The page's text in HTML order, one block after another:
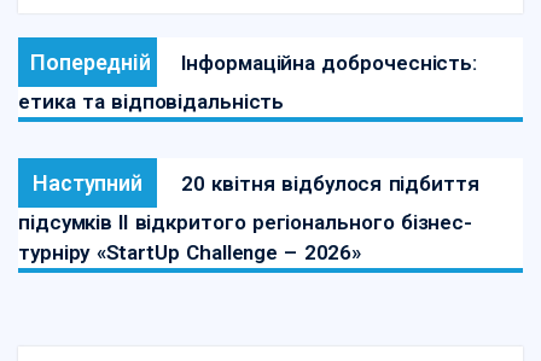
Попередній
Інформаційна доброчесність:
етика та відповідальність
Наступний
20 квітня відбулося підбиття
підсумків ІІ відкритого регіонального бізнес-
турніру «StartUp Challenge – 2026»